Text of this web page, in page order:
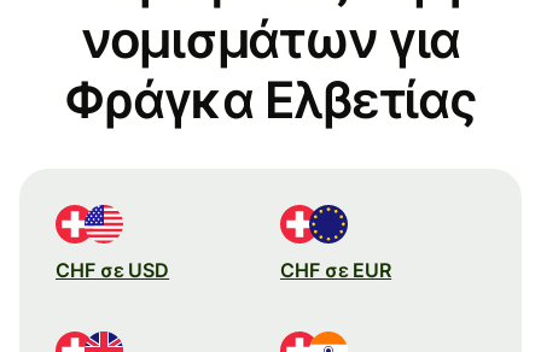
νομισμάτων για
Φράγκα Ελβετίας
CHF σε USD CHF σε EUR